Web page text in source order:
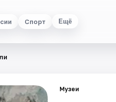
Спорт Ещё
Музеи